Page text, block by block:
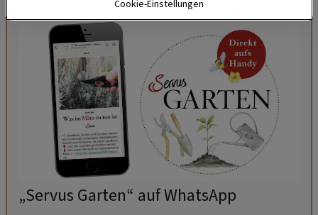
„Servus Garten“ auf WhatsApp
Cookie-Einstellungen